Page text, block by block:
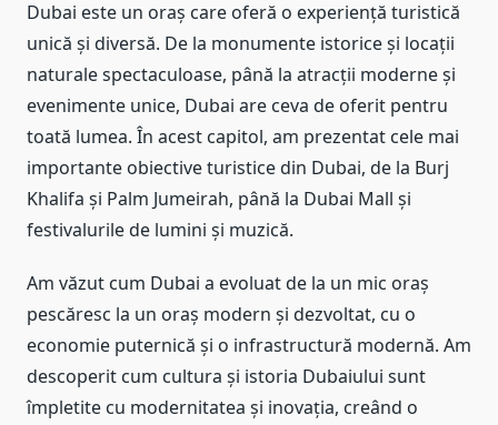
Dubai este un oraș care oferă o experiență turistică
unică și diversă. De la monumente istorice și locații
naturale spectaculoase, până la atracții moderne și
evenimente unice, Dubai are ceva de oferit pentru
toată lumea. În acest capitol, am prezentat cele mai
importante obiective turistice din Dubai, de la Burj
Khalifa și Palm Jumeirah, până la Dubai Mall și
festivalurile de lumini și muzică.
Am văzut cum Dubai a evoluat de la un mic oraș
pescăresc la un oraș modern și dezvoltat, cu o
economie puternică și o infrastructură modernă. Am
descoperit cum cultura și istoria Dubaiului sunt
împletite cu modernitatea și inovația, creând o